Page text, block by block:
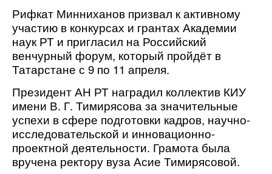
Рифкат Минниханов призвал к активному
участию в конкурсах и грантах Академии
наук РТ и пригласил на Российский
венчурный форум, который пройдёт в
Татарстане с 9 по 11 апреля.
Президент АН РТ наградил коллектив КИУ
имени В. Г. Тимирясова за значительные
успехи в сфере подготовки кадров, научно-
исследовательской и инновационно-
проектной деятельности. Грамота была
вручена ректору вуза Асие Тимирясовой.